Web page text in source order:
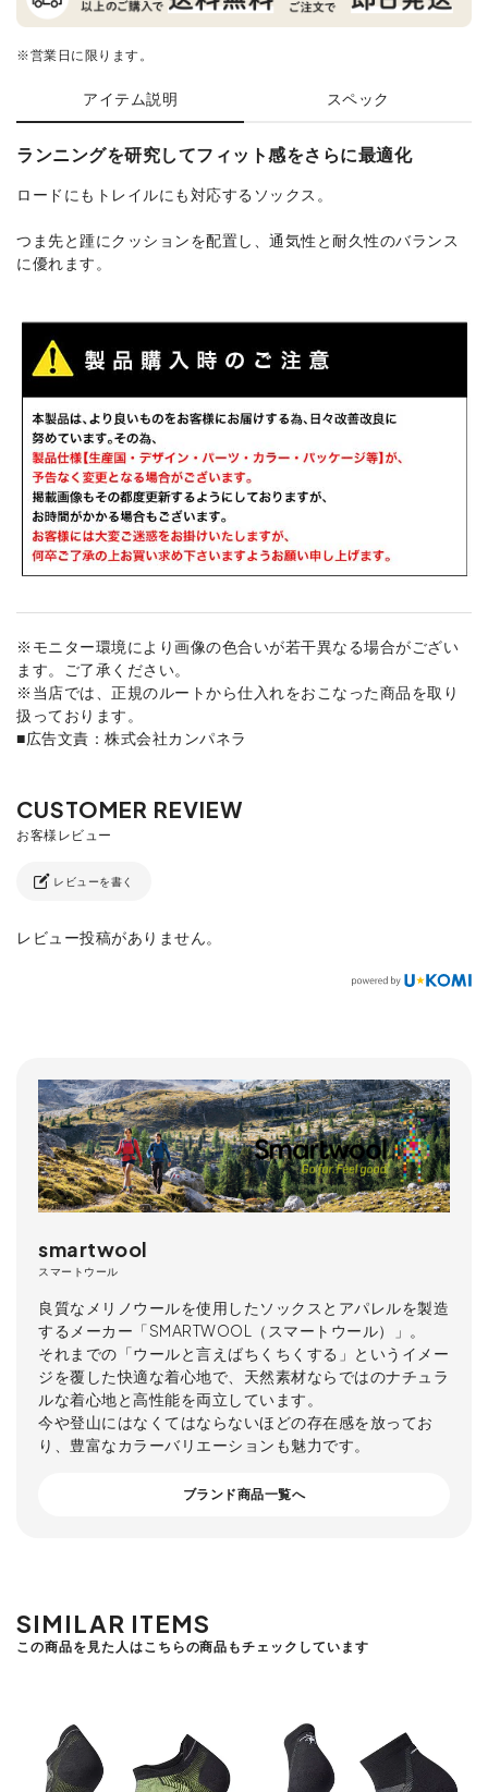
※営業日に限ります。
アイテム説明 スペック
ランニングを研究してフィット感をさらに最適化
ロードにもトレイルにも対応するソックス。
つま先と踵にクッションを配置し、通気性と耐久性のバランス
に優れます。
※モニター環境により画像の色合いが若干異なる場合がござい
ます。ご了承ください。
※当店では、正規のルートから仕入れをおこなった商品を取り
扱っております。
■広告文責：株式会社カンパネラ
レビューを書く
レビュー投稿がありません。
smartwool
スマートウール
良質なメリノウールを使用したソックスとアパレルを製造
するメーカー「SMARTWOOL（スマートウール）」。
それまでの「ウールと言えばちくちくする」というイメー
ジを覆した快適な着心地で、天然素材ならではのナチュラ
ルな着心地と高性能を両立しています。
今や登山にはなくてはならないほどの存在感を放ってお
り、豊富なカラーバリエーションも魅力です。
ブランド商品一覧へ
SIMILAR ITEMS
この商品を見た人はこちらの商品もチェックしています